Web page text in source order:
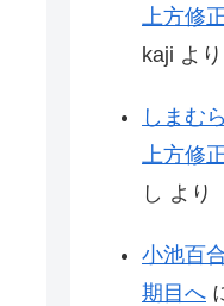
上方修
kaji より
しまむ
上方修
し より
小池百
期目へ